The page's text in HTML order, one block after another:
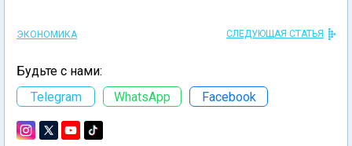
ЭКОНОМИКА СЛЕДУЮЩАЯ СТАТЬЯ
Будьте с нами:
Telegram
WhatsApp Facebook